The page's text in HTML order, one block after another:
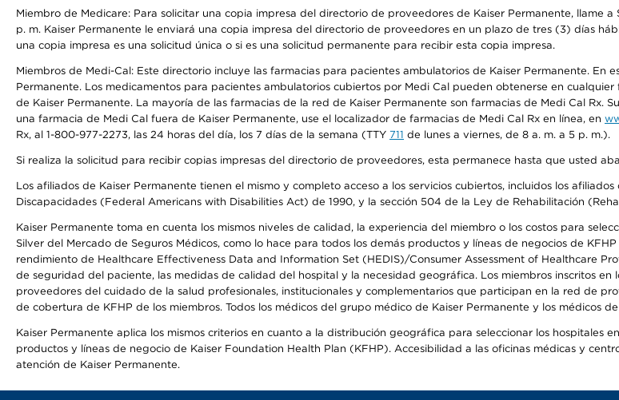
Miembro de Medicare: Para solicitar una copia impresa del directorio de proveedores de Kaiser Permanente, llame
p. m. Kaiser Permanente le enviará una copia impresa del directorio de proveedores en un plazo de tres (3) días
una copia impresa es una solicitud única o si es una solicitud permanente para recibir esta copia impresa.
Miembros de Medi-Cal: Este directorio incluye las farmacias para pacientes ambulatorios de Kaiser Permanente.
Permanente. Los medicamentos para pacientes ambulatorios cubiertos por Medi Cal pueden obtenerse en
de Kaiser Permanente. La mayoría de las farmacias de la red de Kaiser Permanente son farmacias de Medi Cal
una farmacia de Medi Cal fuera de Kaiser Permanente, use el localizador de farmacias de Medi Cal Rx en línea, en
Rx, al 1-800-977-2273, las 24 horas del día, los 7 días de la semana (TTY 711 de lunes a viernes, de 8 a. m. a 5 p. m.).
Si realiza la solicitud para recibir copias impresas del directorio de proveedores, esta permanece hasta que usted
Los afiliados de Kaiser Permanente tienen el mismo y completo acceso a los servicios cubiertos, incluidos los
Discapacidades (Federal Americans with Disabilities Act) de 1990, y la sección 504 de la Ley de Rehabilitación
Kaiser Permanente toma en cuenta los mismos niveles de calidad, la experiencia del miembro o los costos para
Silver del Mercado de Seguros Médicos, como lo hace para todos los demás productos y líneas de negocios de
rendimiento de Healthcare Effectiveness Data and Information Set (HEDIS)/Consumer Assessment of Healthcare
de seguridad del paciente, las medidas de calidad del hospital y la necesidad geográfica. Los miembros inscritos
proveedores del cuidado de la salud profesionales, institucionales y complementarios que participan en la red de
de cobertura de KFHP de los miembros. Todos los médicos del grupo médico de Kaiser Permanente y los médicos
Kaiser Permanente aplica los mismos criterios en cuanto a la distribución geográfica para seleccionar los hospitales
productos y líneas de negocio de Kaiser Foundation Health Plan (KFHP). Accesibilidad a las oficinas médicas y
atención de Kaiser Permanente.